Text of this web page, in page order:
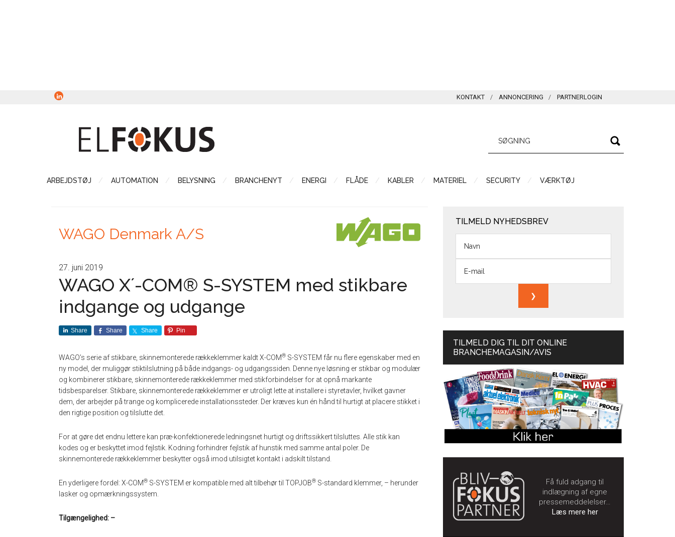
KONTAKT ANNONCERING PARTNERLOGIN
ARBEJDSTØJ AUTOMATION BELYSNING BRANCHENYT ENERGI FLÅDE KABLER MATERIEL SECURITY VÆRKTØJ
WAGO Denmark A/S
27. juni 2019
WAGO X´-COM® S-SYSTEM med stikbare
indgange og udgange
Share Share Share Pin
WAGO’s serie af stikbare, skinnemonterede rækkeklemmer kaldt X-COM® S-SYSTEM får nu flere egenskaber med en
ny model, der muliggør stiktilslutning på både indgangs- og udgangssiden. Denne nye løsning er stikbar og modulær
og kombinerer stikbare, skinnemonterede rækkeklemmer med stikforbindelser for at opnå markante
tidsbesparelser. Stikbare, skinnemonterede rækkeklemmer er utroligt lette at installere i styretavler, hvilket gavner
dem, der arbejder på trange og komplicerede installationssteder. Der kræves kun én hånd til hurtigt at placere stikket i
den rigtige position og tilslutte det.
For at gøre det endnu lettere kan præ-konfektionerede ledningsnet hurtigt og driftssikkert tilsluttes. Alle stik kan
kodes og er beskyttet imod fejlstik. Kodning forhindrer fejlstik af hunstik med samme antal poler. De
skinnemonterede rækkeklemmer beskytter også imod utilsigtet kontakt i adskilt tilstand.
En yderligere fordel: X-COM® S-SYSTEM er kompatible med alt tilbehør til TOPJOB® S-standard klemmer, – herunder
lasker og opmærkningssystem.
Tilgængelighed: –
TILMELD NYHEDSBREV
TILMELD DIG TIL DIT ONLINE
BRANCHEMAGASIN/AVIS
Få fuld adgang til
indlægning af egne
pressemeddelelser…
Læs mere her